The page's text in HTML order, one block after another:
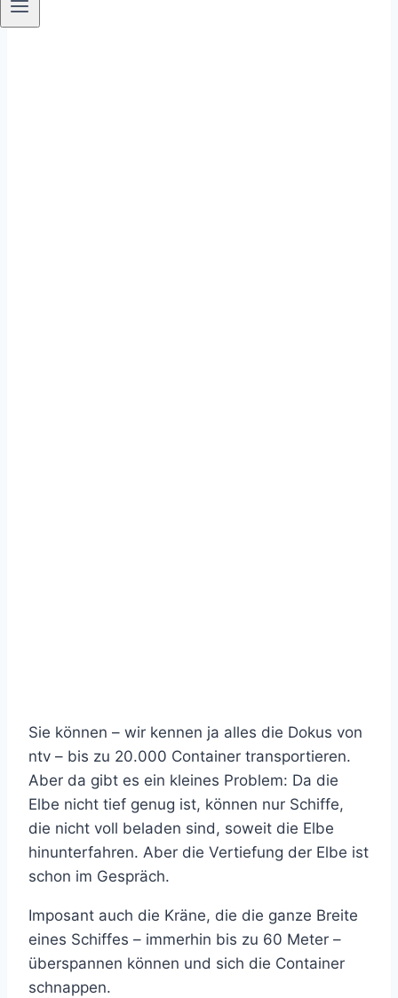
Sie können – wir kennen ja alles die Dokus von
ntv – bis zu 20.000 Container transportieren.
Aber da gibt es ein kleines Problem: Da die
Elbe nicht tief genug ist, können nur Schiffe,
die nicht voll beladen sind, soweit die Elbe
hinunterfahren. Aber die Vertiefung der Elbe ist
schon im Gespräch.
Imposant auch die Kräne, die die ganze Breite
eines Schiffes – immerhin bis zu 60 Meter –
überspannen können und sich die Container
schnappen.